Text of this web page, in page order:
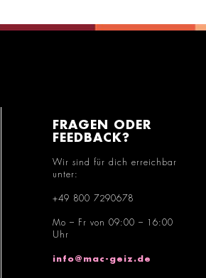
FRAGEN ODER
FEEDBACK?
Wir sind für dich erreichbar
unter:
+49 800 7290678
Mo – Fr von 09:00 – 16:00
Uhr
info@mac-geiz.de